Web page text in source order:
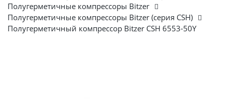
Полугерметичные компрессоры Bitzer
Полугерметичные компрессоры Bitzer (серия CSH)
Полугерметичный компрессор Bitzer CSH 6553-50Y